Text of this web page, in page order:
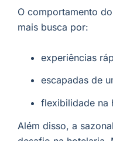
O comportamento
mais busca por:
experiências
escapadas de
flexibilidade na
Além disso, a